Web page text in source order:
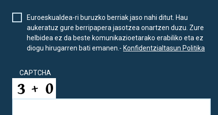
Euroeskualdea-ri buruzko berriak jaso nahi ditut. Hau
aukeratuz gure berripapera jasotzea onartzen duzu. Zure
helbidea ez da beste komunikazioetarako erabiliko eta ez
diogu hirugarren bati emanen.- Konfidentzialtasun Politika
CAPTCHA